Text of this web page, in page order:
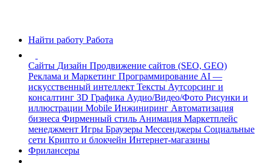
Найти работу Работа
Сайты Дизайн Продвижение сайтов (SEO, GEO)
Реклама и Маркетинг Программирование AI —
искусственный интеллект Тексты Аутсорсинг и
консалтинг 3D Графика Аудио/Видео/Фото Рисунки и
иллюстрации Mobile Инжиниринг Автоматизация
бизнеса Фирменный стиль Анимация Маркетплейс
менеджмент Игры Браузеры Мессенджеры Социальные
сети Крипто и блокчейн Интернет-магазины
Фрилансеры